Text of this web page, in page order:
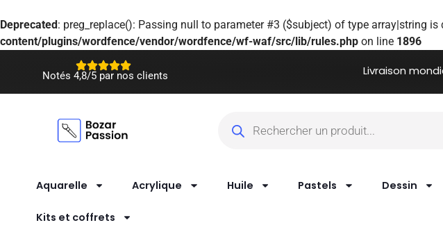
Deprecated: preg_replace(): Passing null to parameter #3 ($subject) of type array|string is
content/plugins/wordfence/vendor/wordfence/wf-waf/src/lib/rules.php on line 1896
Notés 4,8/5 par nos clients Livraison
Aquarelle Acrylique Huile Pastels Dessin
Kits et coffrets